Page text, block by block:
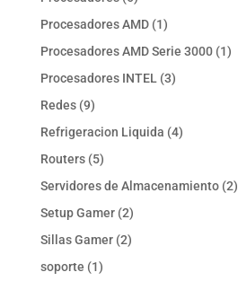
productos
Procesadores AMD 11
producto
Procesadores AMD Serie 3000 11
Procesadores INTEL 33
Redes 99
productos
Refrigeracion Liquida 44
Routers 55
productos
Servidores de Almacenamiento 22
Setup Gamer 22
productos
Sillas Gamer 22
soporte 11